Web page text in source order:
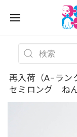
再入荷（A−ラン
セミロング ね